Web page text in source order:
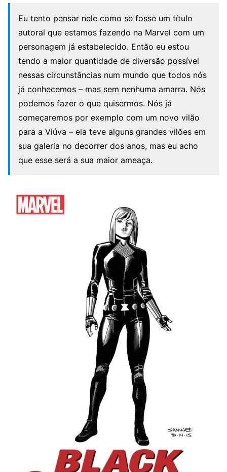
Eu tento pensar nele como se fosse um título
autoral que estamos fazendo na Marvel com um
personagem já estabelecido. Então eu estou
tendo a maior quantidade de diversão possível
nessas circunstâncias num mundo que todos nós
já conhecemos – mas sem nenhuma amarra. Nós
podemos fazer o que quisermos. Nós já
começaremos por exemplo com um novo vilão
para a Viúva – ela teve alguns grandes vilões em
sua galeria no decorrer dos anos, mas eu acho
que esse será a sua maior ameaça.